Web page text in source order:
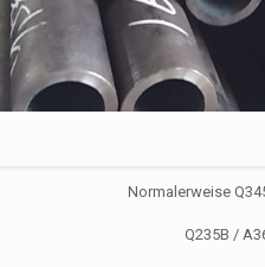
Normalerweise
Q235B /